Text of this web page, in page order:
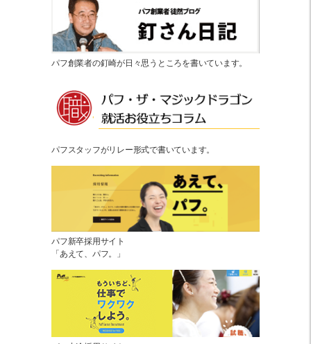
パフ創業者の釘崎が日々思うところを書いています。
パフスタッフがリレー形式で書いています。
パフ新卒採用サイト
「あえて、パフ。」